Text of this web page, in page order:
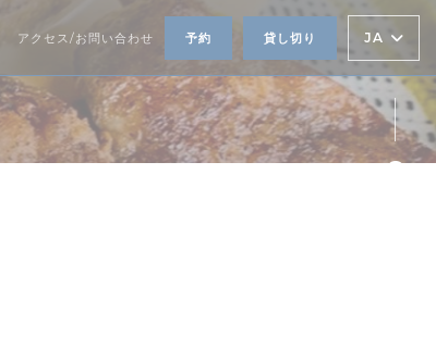
アクセス/お問い合わせ 予約 貸し切り JA